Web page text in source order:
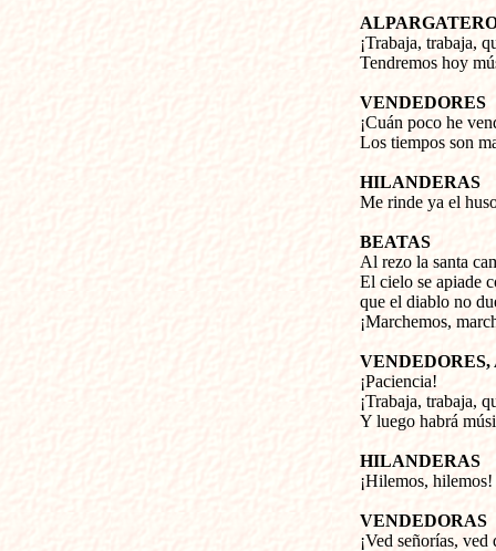
¡Trabaja, trabaja,
Tendremos hoy
VENDEDORES
¡Cuán poco he
Los tiempos son
HILANDERAS
Me rinde ya el
BEATAS
Al rezo la santa
El cielo se apiade
que el diablo no
¡Marchemos,
¡Paciencia!
¡Trabaja, trabaja,
Y luego habrá
HILANDERAS
¡Hilemos, hilemos!
VENDEDORAS
¡Ved señorías, ved